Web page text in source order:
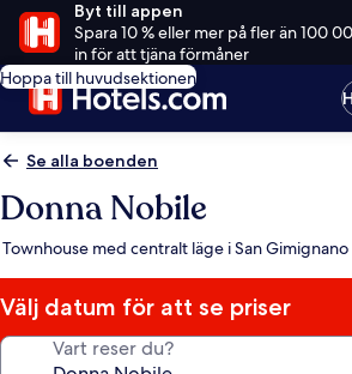
Byt till appen
Spara 10 % eller mer på fler än 100
in för att tjäna förmåner
Hoppa till huvudsektionen
Se alla boenden
Donna Nobile
Townhouse med centralt läge i San
Välj datum för att se priser
Vart reser du?